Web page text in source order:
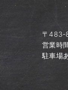
〒483-
営業時
駐車場